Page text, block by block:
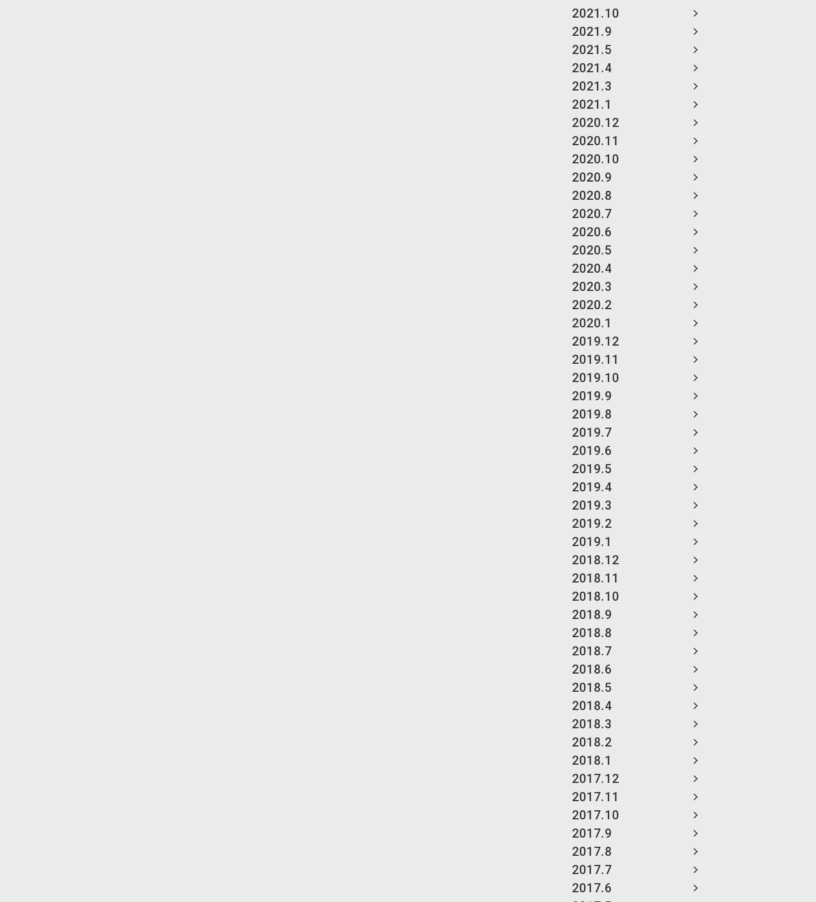
2021.10
2021.9
2021.5
2021.4
2021.3
2021.1
2020.12
2020.11
2020.10
2020.9
2020.8
2020.7
2020.6
2020.5
2020.4
2020.3
2020.2
2020.1
2019.12
2019.11
2019.10
2019.9
2019.8
2019.7
2019.6
2019.5
2019.4
2019.3
2019.2
2019.1
2018.12
2018.11
2018.10
2018.9
2018.8
2018.7
2018.6
2018.5
2018.4
2018.3
2018.2
2018.1
2017.12
2017.11
2017.10
2017.9
2017.8
2017.7
2017.6